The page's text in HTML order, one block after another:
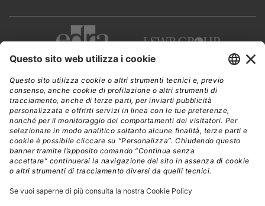
CWI è una testata giornalistica diEdra Edizioni s.r.l.
Direzione, amministrazione, redazione, pubblicità
Viale Enrico Forlanini 21 - 20134 Milano
Tel. +39 02 881841
C.F./P IVA 13002100157
www.edraedizioni.it|Privacy
Follow Us